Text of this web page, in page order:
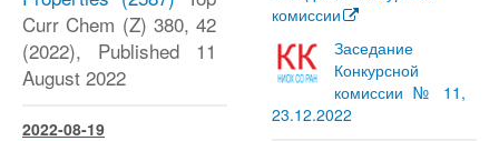
Curr Chem (Z) 380, 42
(2022), Published 11
August 2022
2022-08-19
комиссии
Заседание
Конкурсной
комиссии № 11,
23.12.2022